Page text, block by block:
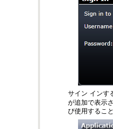
サイン インす
び使用するこ